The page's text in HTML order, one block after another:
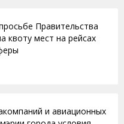
Правительства
квоту мест на рейсах
и авиационных